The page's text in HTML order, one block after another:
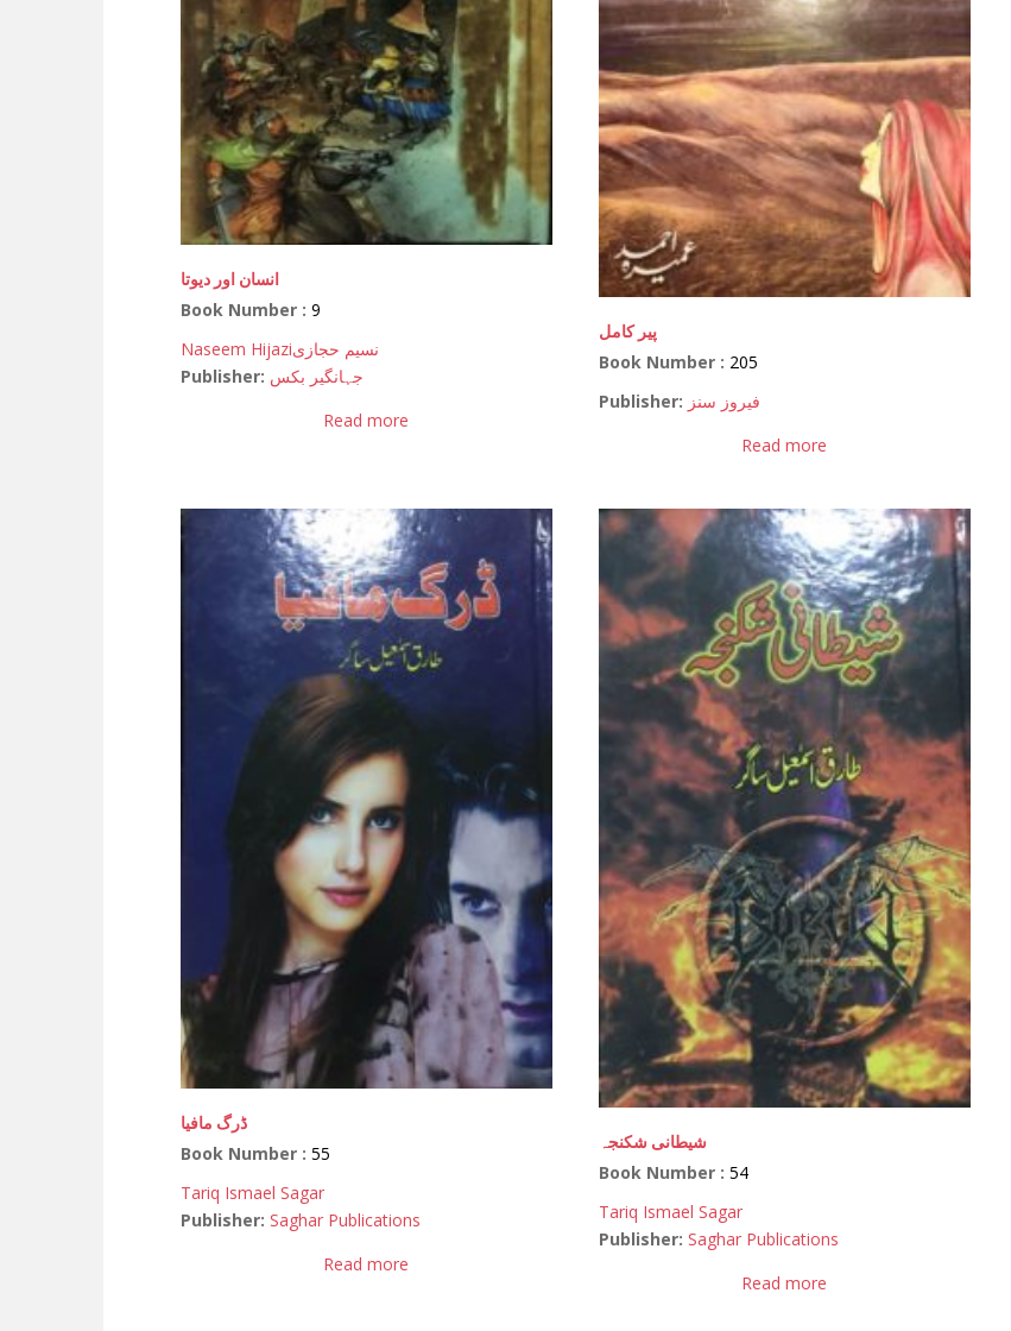
انسان اور دیوتا
Book Number : 9
Naseem Hijaziنسیم حجازی
Publisher: جہانگیر بکس
Read more
پیر کامل
Book Number : 205
Publisher: فیروز سنز
Read more
ڈرگ مافیا
Book Number : 55
Tariq Ismael Sagar
Publisher: Saghar Publications
Read more
شیطانی شکنجہ
Book Number :54
Tariq Ismael Sagar
Publisher: Saghar Publications
Read more